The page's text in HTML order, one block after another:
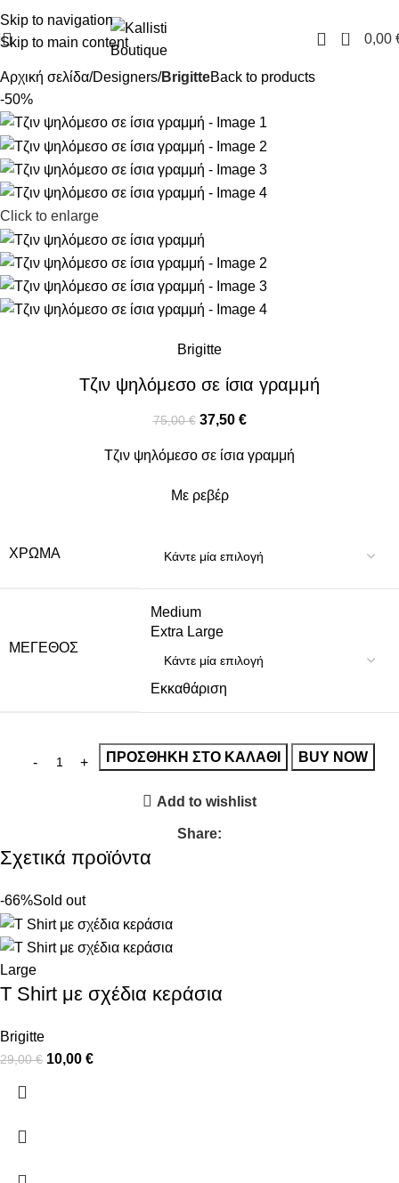
Skip to navigation
Skip to main content
0 0,00
Αρχική σελίδα Designers BrigitteBack to products
-50%
Click to enlarge
Brigitte
Τζιν ψηλόμεσο σε ίσια γραμμή
75,00€ 37,50 €
Τζιν ψηλόμεσο σε ίσια γραμμή
Με ρεβέρ
ΧΡΏΜΑ
ΜΈΓΕΘΟΣ
Medium
Extra Large
Εκκαθάριση
ΠΡΟΣΘΉΚΗ ΣΤΟ ΚΑΛΆΘΙ BUY NOW
Add to wishlist
Share:
Σχετικά προϊόντα
-66%Sold out
Large
T Shirt με σχέδια κεράσια
Brigitte
29,00€ 10,00 €